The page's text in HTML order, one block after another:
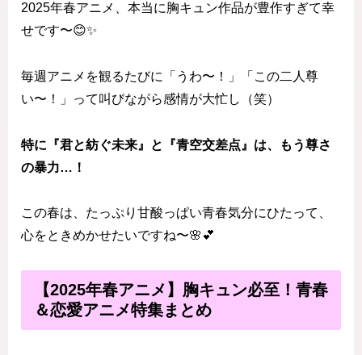
2025年春アニメ、本当に胸キュン作品が豊作すぎて幸
せです〜😊✨
毎週アニメを観るたびに「うわ〜！」「この二人尊
い〜！」って叫びながら感情が大忙し（笑）
特に『君と紡ぐ未来』と『青空交差点』は、もう尊さ
の暴力…！
この春は、たっぷり甘酸っぱい青春気分にひたって、
心をときめかせたいですね〜🌸💕
【2025年春アニメ】胸キュン必至！青春
＆恋愛アニメ特集まとめ